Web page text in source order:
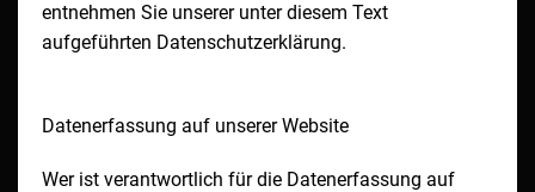
entnehmen Sie unserer unter diesem Text
aufgeführten Datenschutzerklärung.
Datenerfassung auf unserer Website
Wer ist verantwortlich für die Datenerfassung auf